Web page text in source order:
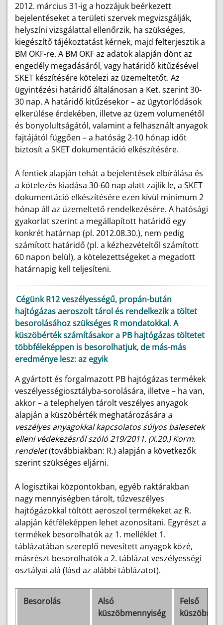
2012. március 31-ig a hozzájuk beérkezett
bejelentéseket a területi szervek megvizsgálják,
helyszíni vizsgálattal ellenőrzik, ha szükséges,
kiegészítő tájékoztatást kérnek, majd felterjesztik a
BM OKF-re. A BM OKF az adatok alapján dönt az
engedély megadásáról, vagy határidő kitűzésével
SKET készítésére kötelezi az üzemeltetőt. Az
ügyintézési határidő általánosan a Ket. szerint 30-
30 nap. A határidő kitűzésekor – az ügytorlódások
elkerülése érdekében, illetve az üzem volumenétől
és bonyolultságától, valamint a felhasznált anyagok
fajtájától függően – a hatóság 2-10 hónap időt
biztosít a SKET dokumentáció elkészítésére.
A fentiek alapján tehát a bejelentések elbírálása és
a kötelezés kiadása 30-60 nap alatt zajlik le, a SKET
dokumentáció elkészítésére ezen kívül minimum 2
hónap áll az üzemeltető rendelkezésére. A hatósági
gyakorlat szerint a megállapított határidő egy
konkrét határnap (pl. 2012.08.30.), nem pedig
számított határidő (pl. a kézhezvételtől számított
60 napon belül), a kötelezettségeket a megadott
határnapig kell teljesíteni.
Cégünk R12 veszélyességű, propán-bután
hajtógázas aeroszolt tárol és rendelkezik a töltet
besorolásához szükséges R mondatokkal. A
küszöbérték számításakor a PB hajtógázas töltetet
többféleképpen is besorolhatjuk, de más-más
eredménye lesz: az egyik
A gyártott és forgalmazott PB hajtógázas termékek
veszélyességiosztályba-sorolására, illetve – ha van,
akkor – a telephelyen tárolt veszélyes anyagok
alapján a küszöbérték meghatározására a
veszélyes anyagokkal kapcsolatos súlyos balesetek
elleni védekezésről szóló 219/2011. (X.20.) Korm.
rendelet(továbbiakban: R.) alapján a következők
szerint szükséges eljárni.
A logisztikai központokban, egyéb raktárakban
nagy mennyiségben tárolt, tűzveszélyes
hajtógázokkal töltött aeroszol termékeket az R.
alapján kétféleképpen lehet azonosítani. Egyrészt a
termékek besorolhatók az 1. melléklet 1.
táblázatában szereplő nevesített anyagok közé,
másrészt besorolhatók a 2. táblázat veszélyességi
osztályai alá (lásd az alábbi táblázatot).
Besorolás
Alsó
küszöbmennyiség
Felső